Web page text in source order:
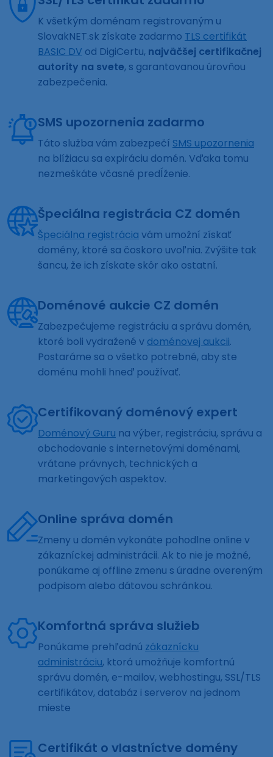
K všetkým doménam registrovaným u
SlovakNET.sk získate zadarmo TLS certifikát
BASIC DV od DigiCertu, najväčšej certifikačnej
autority na svete, s garantovanou úrovňou
zabezpečenia.
SMS upozornenia zadarmo
Táto služba vám zabezpečí SMS upozornenia
na blížiacu sa expiráciu domén. Vďaka tomu
nezmeškáte včasné predĺženie.
Špeciálna registrácia CZ domén
Špeciálna registrácia vám umožní získať
domény, ktoré sa čoskoro uvoľnia. Zvýšite tak
šancu, že ich získate skôr ako ostatní.
Doménové aukcie CZ domén
Zabezpečujeme registráciu a správu domén,
ktoré boli vydražené v doménovej aukcii.
Postaráme sa o všetko potrebné, aby ste
doménu mohli hneď používať.
Certifikovaný doménový expert
Doménový Guru na výber, registráciu, správu a
obchodovanie s internetovými doménami,
vrátane právnych, technických a
marketingových aspektov.
Online správa domén
Zmeny u domén vykonáte pohodlne online v
zákazníckej administrácii. Ak to nie je možné,
ponúkame aj offline zmenu s úradne overeným
podpisom alebo dátovou schránkou.
Komfortná správa služieb
Ponúkame prehľadnú zákaznícku
administráciu, ktorá umožňuje komfortnú
správu domén, e-mailov, webhostingu, SSL/TLS
certifikátov, databáz i serverov na jednom
mieste
Certifikát o vlastníctve domény